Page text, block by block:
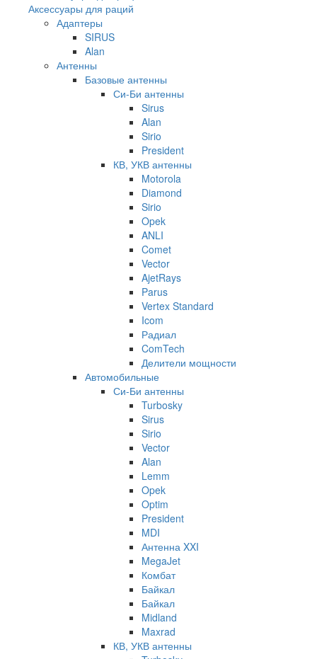
Аксессуары для раций
Адаптеры
SIRUS
Alan
Антенны
Базовые антенны
Си-Би антенны
Sirus
Alan
Sirio
President
КВ, УКВ антенны
Motorola
Diamond
Sirio
Opek
ANLI
Comet
Vector
AjetRays
Parus
Vertex Standard
Icom
Радиал
ComTech
Делители мощности
Автомобильные
Си-Би антенны
Turbosky
Sirus
Sirio
Vector
Alan
Lemm
Opek
Optim
President
MDI
Антенна XXI
MegaJet
Комбат
Байкал
Байкал
Midland
Maxrad
КВ, УКВ антенны